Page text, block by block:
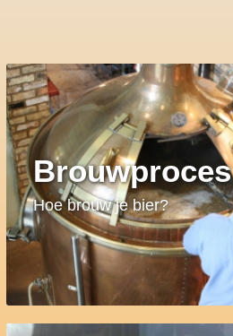
Brouwproces
Hoe brouw je bier?